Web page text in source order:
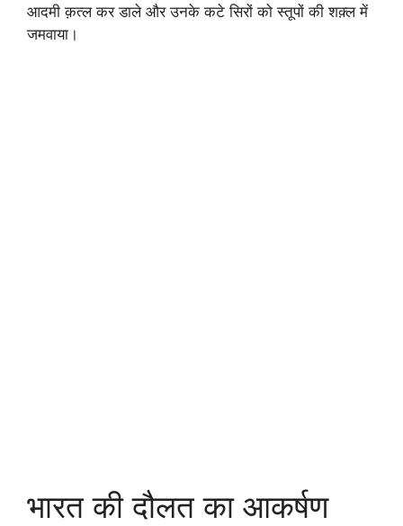
आदमी क़त्ल कर डाले और उनके कटे सिरों को स्तूपों की शक़्ल में
जमवाया।
भारत की दौलत का आकर्षण